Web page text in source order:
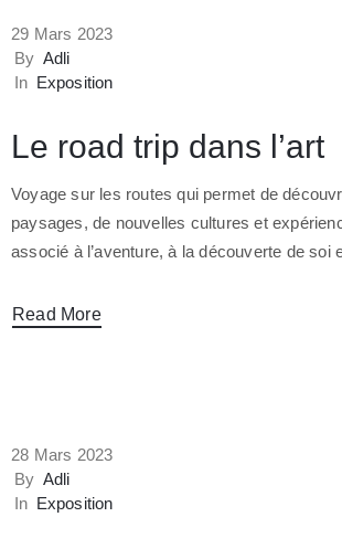
29 Mars 2023
By Adli
In Exposition
Le road trip dans l’art
Voyage sur les routes qui permet de
paysages, de nouvelles cultures et
associé à l’aventure, à la découverte de soi
Read More
28 Mars 2023
By Adli
In Exposition